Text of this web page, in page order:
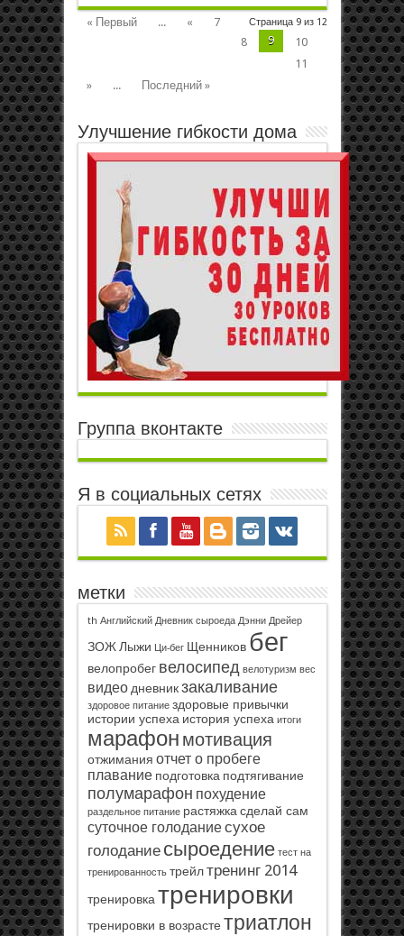
Страница 9 из 12
« Первый ... «
7
8
9
10
11
»
... Последний »
Улучшение гибкости дома
Группа вконтакте
Я в социальных сетях
метки
th Английский Дневник сыроеда Дэнни Дрейер
ЗОЖ Лыжи Ци-бег Щенников бег
велопробег велосипед велотуризм вес
видео дневник закаливание
здоровое питание здоровые привычки
истории успеха история успеха итоги
марафон мотивация
отжимания отчет о пробеге
плавание подготовка подтягивание
полумарафон похудение
раздельное питание растяжка сделай сам
суточное голоданиесухое
голодание сыроедение тест на
тренированность трейл тренинг 2014
тренировка тренировки
тренировки в возрасте триатлон